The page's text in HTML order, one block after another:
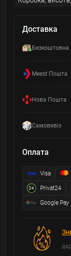
Доставка
Безкоштовна
Meest Пошта
Нова Пошта
Самовивіз
Оплата
Visa
Privat24
Google Pay